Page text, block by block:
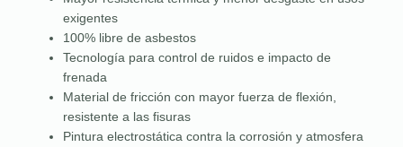
exigentes
100% libre de asbestos
Tecnología para control de ruidos e impacto de
frenada
Material de fricción con mayor fuerza de flexión,
resistente a las fisuras
Pintura electrostática contra la corrosión y atmosfera